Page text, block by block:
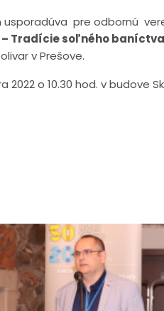
usporadúva pre odbornú
Tradície soľného
v Prešove.
o 10.30 hod. v budove